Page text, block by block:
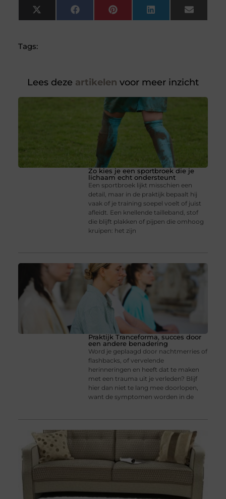
X
(Twitter)
FacebookPinterest LinkedIn Email
Tags:
Lees deze artikelen voor meer inzicht
Zo kies je een sportbroek die je
lichaam echt ondersteunt
Een sportbroek lijkt misschien een
detail, maar in de praktijk bepaalt hij
vaak of je training soepel voelt of juist
afleidt. Een knellende tailleband, stof
die blijft plakken of pijpen die omhoog
kruipen: het zijn
Praktijk Tranceforma, succes door
een andere benadering
Word je geplaagd door nachtmerries of
flashbacks, of vervelende
herinneringen en heeft dat te maken
met een trauma uit je verleden? Blijf
hier dan niet te lang mee doorlopen,
want de symptomen worden in de